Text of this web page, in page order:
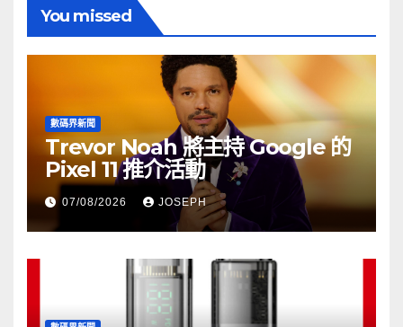
You missed
數碼界新聞
Trevor Noah 將主持 Google 的
Pixel 11 推介活動
07/08/2026 JOSEPH